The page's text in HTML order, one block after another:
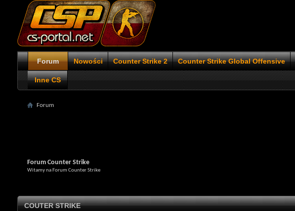
Forum Nowości Counter Strike 2 Counter Strike Global Offensive
Inne CS
Forum
Forum Counter Strike
Witamy na Forum Counter Strike
COUTER STRIKE